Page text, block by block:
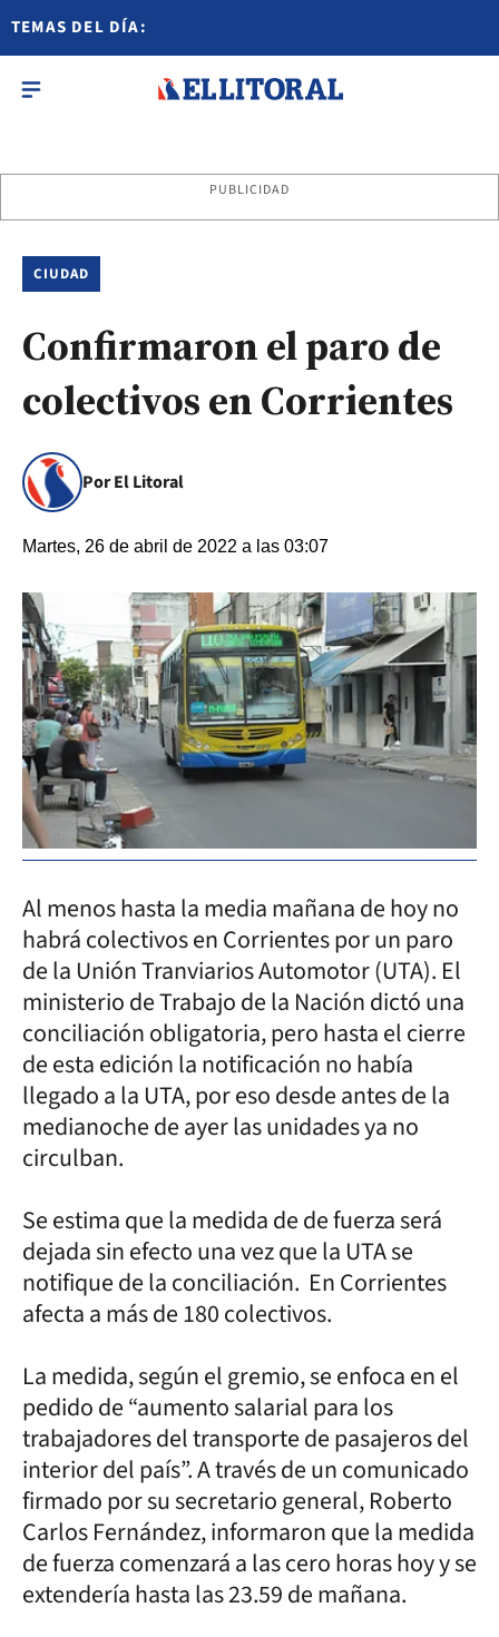
TEMAS DEL DÍA:
PUBLICIDAD
CIUDAD
Confirmaron el paro de
colectivos en Corrientes
Por El Litoral
Martes, 26 de abril de 2022 a las 03:07
Al menos hasta la media mañana de hoy no
habrá colectivos en Corrientes por un paro
de la Unión Tranviarios Automotor (UTA). El
ministerio de Trabajo de la Nación dictó una
conciliación obligatoria, pero hasta el cierre
de esta edición la notificación no había
llegado a la UTA, por eso desde antes de la
medianoche de ayer las unidades ya no
circulban.
Se estima que la medida de de fuerza será
dejada sin efecto una vez que la UTA se
notifique de la conciliación. En Corrientes
afecta a más de 180 colectivos.
La medida, según el gremio, se enfoca en el
pedido de “aumento salarial para los
trabajadores del transporte de pasajeros del
interior del país”. A través de un comunicado
firmado por su secretario general, Roberto
Carlos Fernández, informaron que la medida
de fuerza comenzará a las cero horas hoy y se
extendería hasta las 23.59 de mañana.